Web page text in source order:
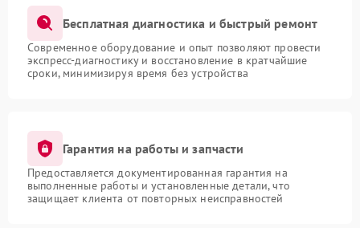
Бесплатная диагностика и быстрый ремонт
Современное оборудование и опыт позволяют провести
экспресс-диагностику и восстановление в кратчайшие
сроки, минимизируя время без устройства
Гарантия на работы и запчасти
Предоставляется документированная гарантия на
выполненные работы и установленные детали, что
защищает клиента от повторных неисправностей